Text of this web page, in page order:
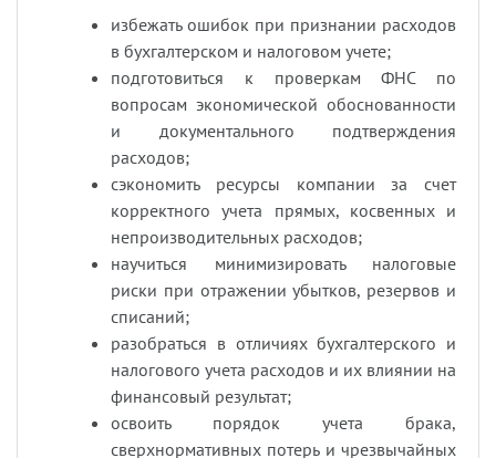
избежать ошибок при признании расходов
в бухгалтерском и налоговом учете;
подготовиться к проверкам ФНС по
вопросам экономической обоснованности
и документального подтверждения
расходов;
сэкономить ресурсы компании за счет
корректного учета прямых, косвенных и
непроизводительных расходов;
научиться минимизировать налоговые
риски при отражении убытков, резервов и
списаний;
разобраться в отличиях бухгалтерского и
налогового учета расходов и их влиянии на
финансовый результат;
освоить порядок учета брака,
сверхнормативных потерь и чрезвычайных